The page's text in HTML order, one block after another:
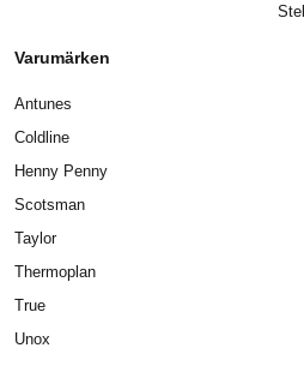
Varumärken
Antunes
Coldline
Henny Penny
Scotsman
Taylor
Thermoplan
True
Unox